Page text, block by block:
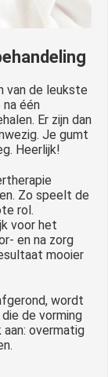
van de leukste
één
Er zijn dan
Je gumt
Heerlijk!
Zo speelt de
rol.
voor het
en na zorg
mooier
wordt
de vorming
overmatig